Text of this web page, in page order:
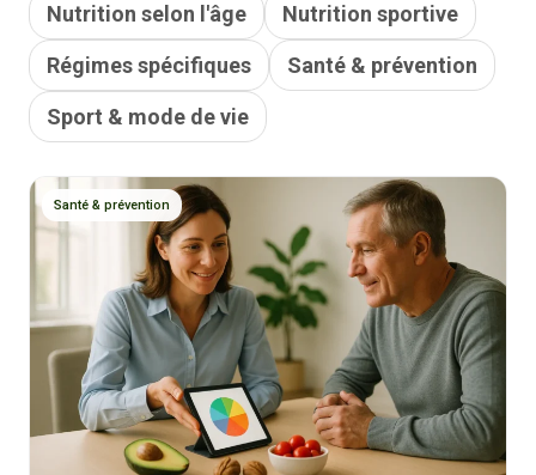
Nutrition selon l'âge Nutrition sportive
Régimes spécifiques Santé & prévention
Sport & mode de vie
Santé & prévention